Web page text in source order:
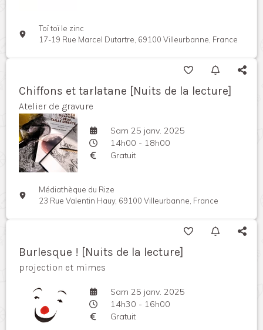
Toï toï le zinc
17-19 Rue Marcel Dutartre, 69100 Villeurbanne, France
Chiffons et tarlatane [Nuits de la lecture]
Atelier de gravure
Sam 25 janv. 2025
14h00 - 18h00
Gratuit
Médiathèque du Rize
23 Rue Valentin Hauy, 69100 Villeurbanne, France
Burlesque ! [Nuits de la lecture]
projection et mimes
Sam 25 janv. 2025
14h30 - 16h00
Gratuit